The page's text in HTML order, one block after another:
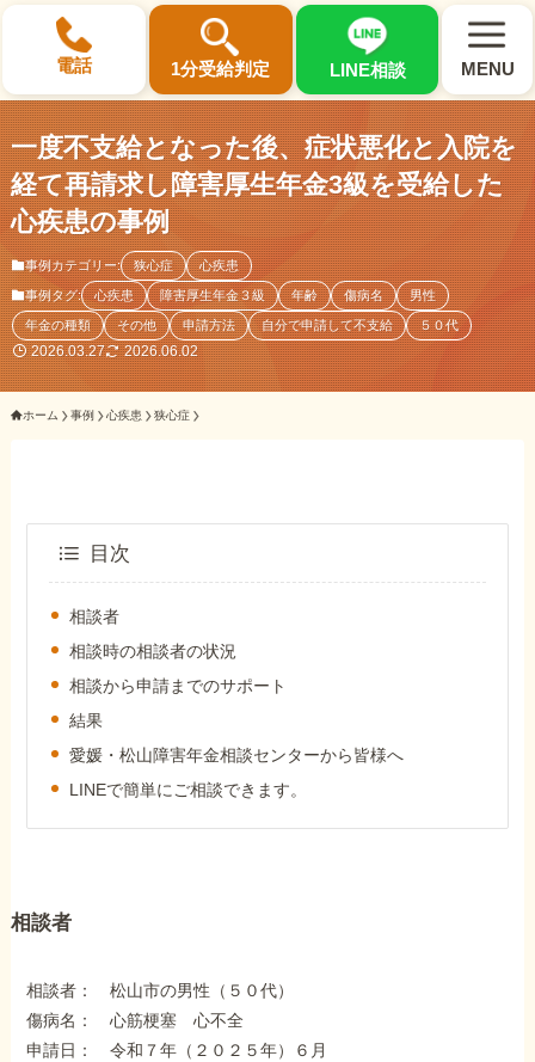
電話 1分受給判定 LINE相談 MENU
×
選ばれる3つの理由
初回相談料0円・受給後報酬型
サポート料金について
県内 No.1 の豊富な知識と経験
ホーム
障害年金の基礎知識
受給事例
Q&A・相談事例
一度不支給となった後、症状悪化と入院を
経て再請求し障害厚生年金3級を受給した
心疾患の事例
事例カテゴリー: 狭心症 心疾患
事例タグ: 心疾患 障害厚生年金３級 年齢 傷病名 男性
年金の種類 その他 申請方法 自分で申請して不支給 ５０代
2026.03.27 2026.06.02
ホーム 事例 心疾患 狭心症
目次
相談者
相談時の相談者の状況
相談から申請までのサポート
結果
愛媛・松山障害年金相談センターから皆様へ
LINEで簡単にご相談できます。
相談者
相談者： 松山市の男性（５０代）
傷病名： 心筋梗塞 心不全
申請日： 令和７年（２０２５年）６月